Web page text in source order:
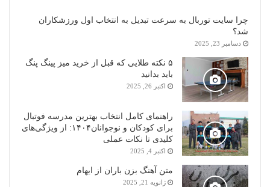
چرا سایت توربال به ‌سرعت تبدیل به انتخاب اول ورزشکاران
شد؟
دسامبر 23, 2025
۵ نکته طلایی که قبل از خرید میز پینگ پنگ
باید بدانید
اکتبر 26, 2025
راهنمای کامل انتخاب بهترین مدرسه فوتبال
برای کودکان و نوجوانان۱۴۰۴: از ویژگی‌های
کلیدی تا نکات عملی
اکتبر 4, 2025
متن آهنگ بزن باران از ایهام
ژانویه 21, 2025